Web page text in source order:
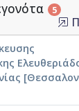
5